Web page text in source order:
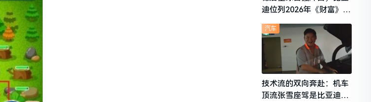
迪位列2026年《财富》世
技术流的双向奔赴：机车
顶流张雪座驾是比亚迪秦
汽车